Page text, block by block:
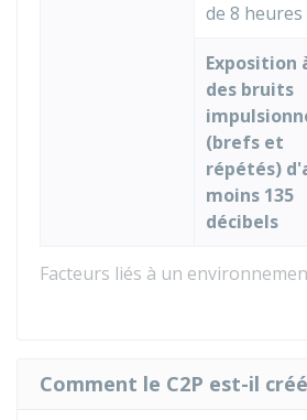
Facteurs liés à un
de 8 heures
Exposition
des bruits
(brefs et
répétés)
moins 135
décibels
Comment le C2P est-il